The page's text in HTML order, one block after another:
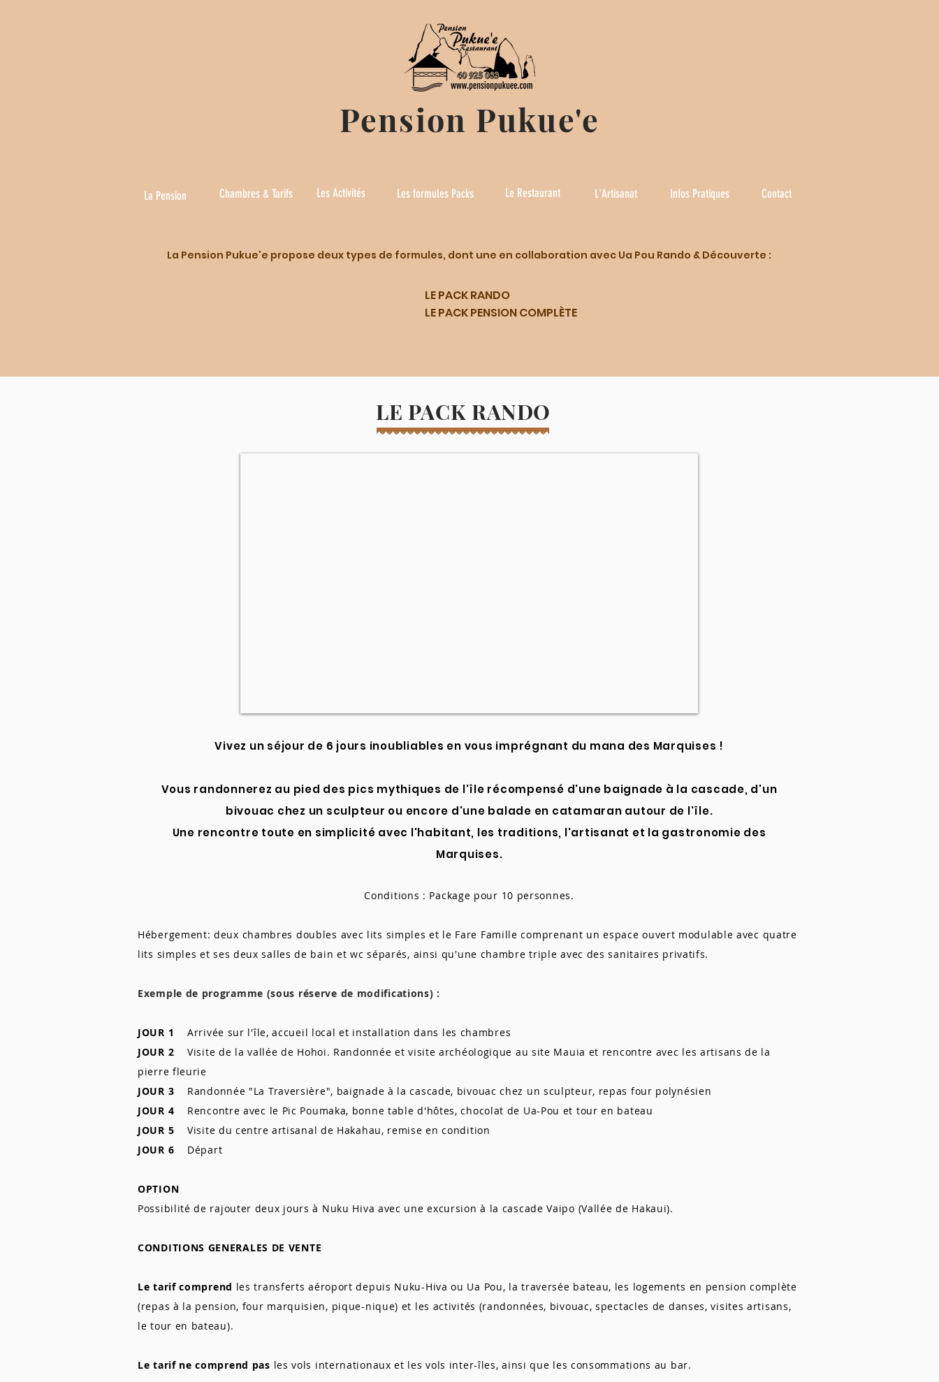
Pension Pukue'e
La Pension Chambres & Tarifs Les Activités Les formules Packs Le Restaurant L'Artisanat Infos Pratiques Contact
La Pension Pukue'e propose deux types de formules, dont une en collaboration avec Ua Pou Rando & Découverte :
LE PACK RANDO
LE PACK PENSION COMPLÈTE
LE PACK RANDO
Vivez un séjour de 6 jours inoubliables en vous imprégnant du mana des Marquises !
Vous randonnerez au pied des pics mythiques de l'île récompensé d'une baignade à la cascade, d'un
bivouac chez un sculpteur ou encore d'une balade en catamaran autour de l'île.
Une rencontre toute en simplicité avec l'habitant, les traditions, l'artisanat et la gastronomie des
Marquises.
Conditions : Package pour 10 personnes.
Hébergement: deux chambres doubles avec lits simples et le Fare Famille comprenant un espace ouvert modulable avec quatre
lits simples et ses deux salles de bain et wc séparés, ainsi qu'une chambre triple avec des sanitaires privatifs.
Exemple de programme (sous réserve de modifications) :
JOUR 1
Arrivée sur l'île, accueil local et installation dans les chambres
JOUR 2 Visite de la vallée de Hohoi. Randonnée et visite archéologique au site Mauia et rencontre avec les artisans de la
pierre fleurie
JOUR 3 Randonnée "La Traversière", baignade à la cascade, bivouac chez un sculpteur, repas four polynésien
JOUR 4 Rencontre avec le Pic Poumaka, bonne table d'hôtes, chocolat de Ua-Pou et tour en bateau
JOUR 5 Visite du centre artisanal de Hakahau, remise en condition
JOUR 6 Départ
OPTION
Possibilité de rajouter deux jours à Nuku Hiva avec une excursion à la cascade Vaipo (Vallée de Hakaui).
CONDITIONS GENERALES DE VENTE
Le tarif comprend les transferts aéroport depuis Nuku-Hiva ou Ua Pou, la traversée bateau, les logements en pension complète
(repas à la pension, four marquisien, pique-nique) et les activités (randonnées, bivouac, spectacles de danses, visites artisans,
le tour en bateau).
Le tarif ne comprend pas les vols internationaux et les vols inter-îles, ainsi que les consommations au bar.